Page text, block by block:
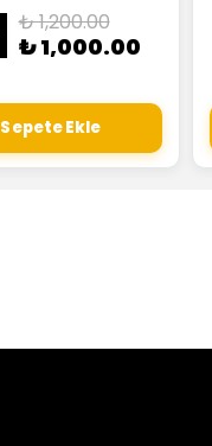
₺ 1,200.00
₺ 1,000.00
Sepete Ekle